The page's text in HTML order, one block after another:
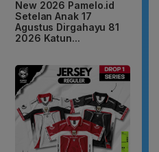
New 2026 Pamelo.id
Setelan Anak 17
Agustus Dirgahayu 81
2026 Katun...